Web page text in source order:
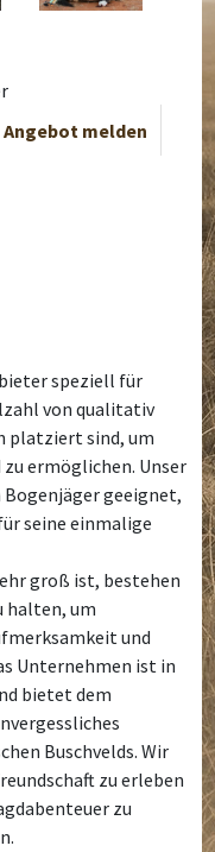
Angebot melden
speziell für
von qualitativ
platziert sind, um
ermöglichen. Unser
geeignet,
seine einmalige
groß ist, bestehen
halten, um
und
Unternehmen ist in
bietet dem
Buschvelds. Wir
zu erleben
zu